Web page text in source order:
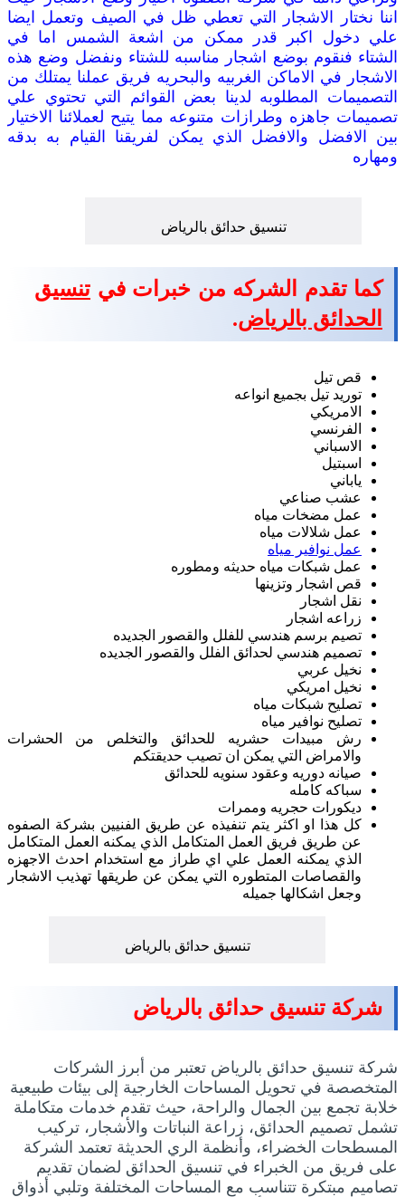
اننا نختار الاشجار التي تعطي ظل في الصيف وتعمل ايضا
علي دخول اكبر قدر ممكن من اشعة الشمس اما في
الشتاء فنقوم بوضع اشجار مناسبه للشتاء ونفضل وضع هذه
الاشجار في الاماكن الغربيه والبحريه فريق عملنا يمتلك من
التصميمات المطلوبه لدينا بعض القوائم التي تحتوي علي
تصميمات جاهزه وطرازات متنوعه مما يتيح لعملائنا الاختيار
بين الافضل والافضل الذي يمكن لفريقنا القيام به بدقه
ومهاره
تنسيق حدائق بالرياض
كما تقدم الشركه من خبرات في تنسيق
الحدائق بالرياض.
قص تيل
توريد تيل بجميع انواعه
الامريكي
الفرنسي
الاسباني
اسبتيل
ياباني
عشب صناعي
عمل مضخات مياه
عمل شلالات مياه
عمل نوافير مياه
عمل شبكات مياه حديثه ومطوره
قص اشجار وتزينها
نقل اشجار
زراعه اشجار
تصيم برسم هندسي للفلل والقصور الجديده
تصميم هندسي لحدائق الفلل والقصور الجديده
نخيل عربي
نخيل امريكي
تصليح شبكات مياه
تصليح نوافير مياه
رش مبيدات حشريه للحدائق والتخلص من الحشرات
والامراض التي يمكن ان تصيب حديقتكم
صيانه دوريه وعقود سنويه للحدائق
سباكه كامله
ديكورات حجريه وممرات
كل هذا او اكثر يتم تنفيذه عن طريق الفنيين بشركة الصفوه
عن طريق فريق العمل المتكامل الذي يمكنه العمل المتكامل
الذي يمكنه العمل علي اي طراز مع استخدام احدث الاجهزه
والقصاصات المتطوره التي يمكن عن طريقها تهذيب الاشجار
وجعل اشكالها جميله
تنسيق حدائق بالرياض
شركة تنسيق حدائق بالرياض
شركة تنسيق حدائق بالرياض تعتبر من أبرز الشركات
المتخصصة في تحويل المساحات الخارجية إلى بيئات طبيعية
خلابة تجمع بين الجمال والراحة، حيث تقدم خدمات متكاملة
تشمل تصميم الحدائق، زراعة النباتات والأشجار، تركيب
المسطحات الخضراء، وأنظمة الري الحديثة تعتمد الشركة
على فريق من الخبراء في تنسيق الحدائق لضمان تقديم
تصاميم مبتكرة تتناسب مع المساحات المختلفة وتلبي أذواق